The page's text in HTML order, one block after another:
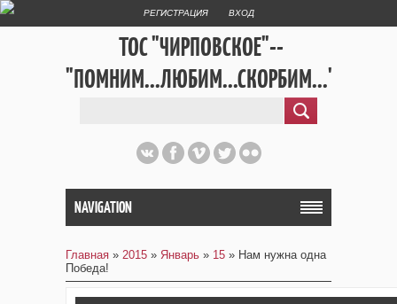
РЕГИСТРАЦИЯ ВХОД
ТОС "ЧИРПОВСКОЕ"--
"ПОМНИМ...ЛЮБИМ...СКОРБИМ..."
NAVIGATION
Главная » 2015 » Январь » 15 » Нам нужна одна
Победа!